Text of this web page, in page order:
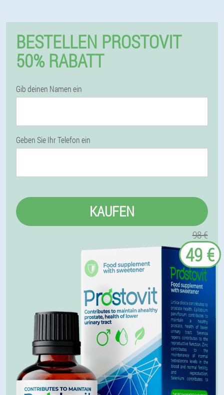
BESTELLEN PROSTOVIT
50% RABATT
Gib deinen Namen ein
Geben Sie Ihr Telefon ein
KAUFEN
98 €
49 €